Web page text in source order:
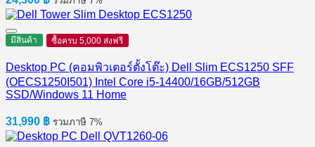
มีสินค้า ซื้อครบ 5,000 ส่งฟรี
Desktop PC (คอมพิวเตอร์ตั้งโต๊ะ) Dell Slim ECS1250 SFF
(OECS1250I501) Intel Core i5-14400/16GB/512GB
SSD/Windows 11 Home
31,990 ฿ รวมภาษี 7%